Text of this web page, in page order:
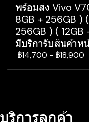
พร้อมส่ง Vivo
8GB + 256GB )
256GB ) ( 12GB
มีบริการับสินค้าห
฿14,700 - ฿18,900
บริการลูกค้า